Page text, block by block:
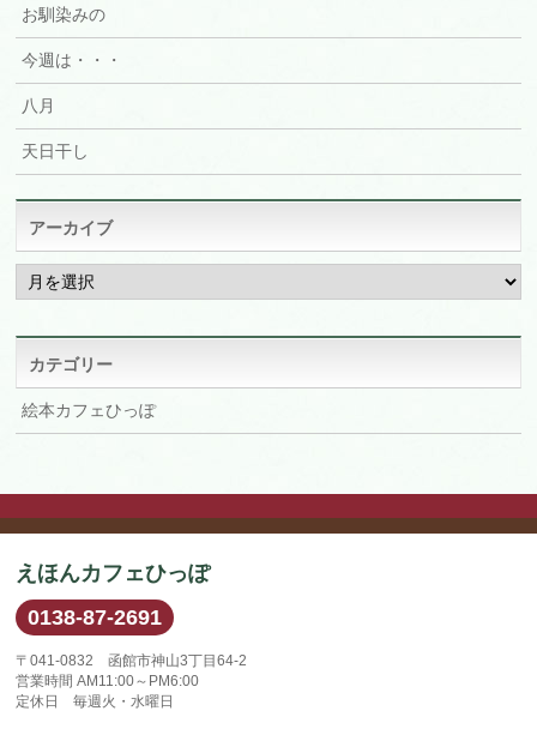
お馴染みの
今週は・・・
八月
天日干し
アーカイブ
ア
ー
カ
カテゴリー
絵本カフェひっぽ
えほんカフェひっぽ
0138-87-2691
〒041-0832 函館市神山3丁目64-2
営業時間 AM11:00～PM6:00
定休日 毎週火・水曜日